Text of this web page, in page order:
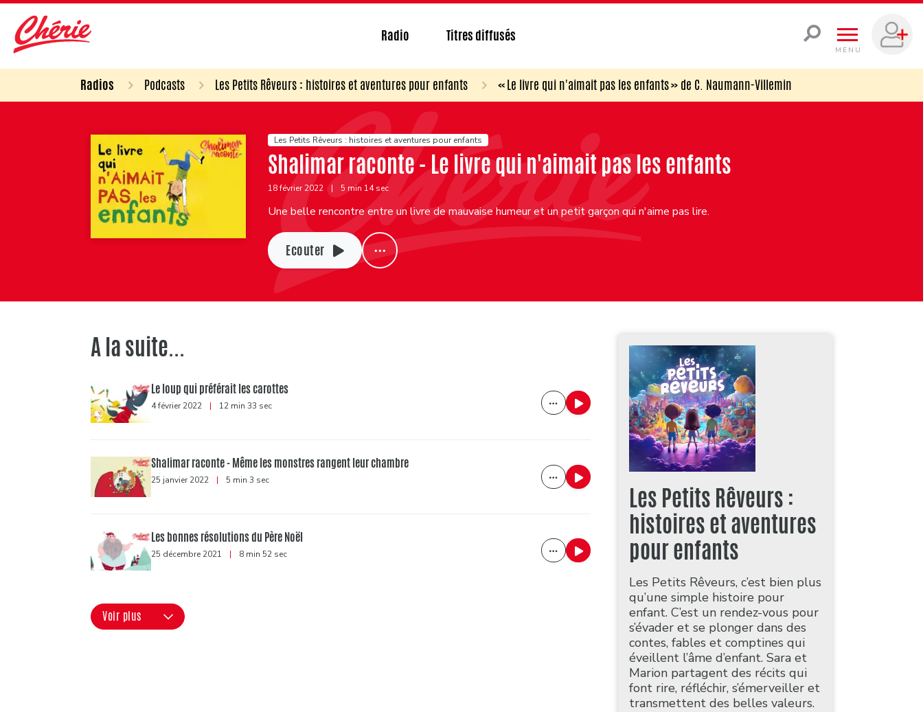
Radio Titres diffusés
MENU
Radios Podcasts Les Petits Rêveurs : histoires et aventures pour enfants « Le livre qui n'aimait pas les enfants » de C. Naumann-Villemin
Les Petits Rêveurs : histoires et aventures pour enfants
Shalimar raconte - Le livre qui n'aimait pas les enfants
18 février 2022 | 5 min 14 sec
Une belle rencontre entre un livre de mauvaise humeur et un petit garçon qui n'aime pas lire.
Ecouter
A la suite...
Le loup qui préférait les carottes
4 février 2022 | 12 min 33 sec
Shalimar raconte - Même les monstres rangent leur chambre
25 janvier 2022 | 5 min 3 sec
Les bonnes résolutions du Père Noël
25 décembre 2021 | 8 min 52 sec
Voir plus
Les Petits Rêveurs :
histoires et aventures
pour enfants
Les Petits Rêveurs, c’est bien plus
qu’une simple histoire pour
enfant. C’est un rendez-vous pour
s’évader et se plonger dans des
contes, fables et comptines qui
éveillent l’âme d’enfant. Sara et
Marion partagent des récits qui
font rire, réfléchir, s’émerveiller et
transmettent des belles valeurs.